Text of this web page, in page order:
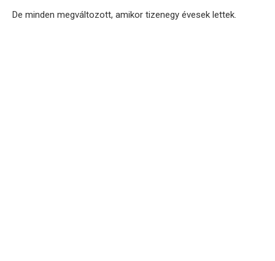
De minden megváltozott, amikor tizenegy évesek lettek.